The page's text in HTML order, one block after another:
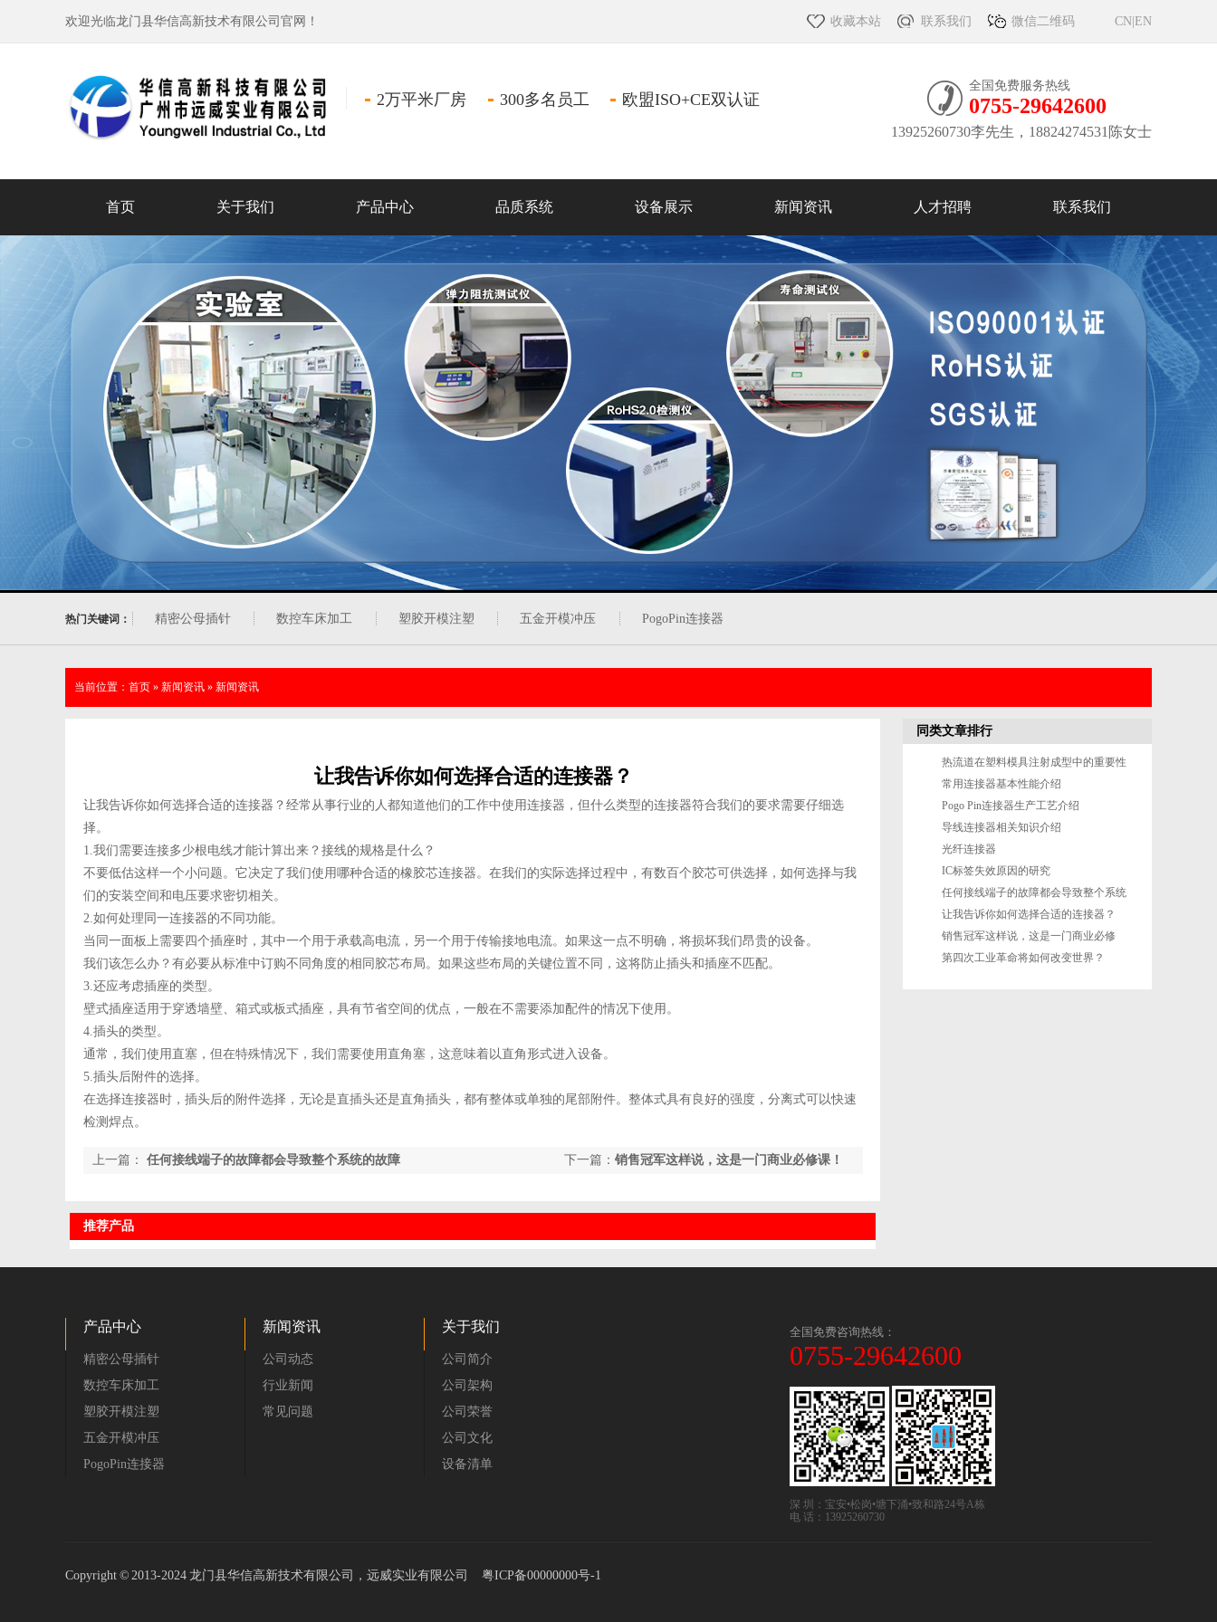
欢迎光临龙门县华信高新技术有限公司官网！ 收藏本站 联系我们 微信二维码 CN EN
2万平米厂房 300多名员工 欧盟ISO+CE双认证
全国免费服务热线
0755-29642600
13925260730李先生，18824274531陈女士
首页 关于我们 产品中心 品质系统 设备展示 新闻资讯 人才招聘 联系我们
热门关键词： 精密公母插针 数控车床加工 塑胶开模注塑 五金开模冲压 PogoPin连接器
当前位置： 首页 » 新闻资讯 » 新闻资讯
让我告诉你如何选择合适的连接器？
让我告诉你如何选择合适的连接器？经常从事行业的人都知道他们的工作中使用连接器，但什么类型的连接器符合我们的要求需要仔细选
择。
1.我们需要连接多少根电线才能计算出来？接线的规格是什么？
不要低估这样一个小问题。它决定了我们使用哪种合适的橡胶芯连接器。在我们的实际选择过程中，有数百个胶芯可供选择，如何选择与我
们的安装空间和电压要求密切相关。
2.如何处理同一连接器的不同功能。
当同一面板上需要四个插座时，其中一个用于承载高电流，另一个用于传输接地电流。如果这一点不明确，将损坏我们昂贵的设备。
我们该怎么办？有必要从标准中订购不同角度的相同胶芯布局。如果这些布局的关键位置不同，这将防止插头和插座不匹配。
3.还应考虑插座的类型。
壁式插座适用于穿透墙壁、箱式或板式插座，具有节省空间的优点，一般在不需要添加配件的情况下使用。
4.插头的类型。
通常，我们使用直塞，但在特殊情况下，我们需要使用直角塞，这意味着以直角形式进入设备。
5.插头后附件的选择。
在选择连接器时，插头后的附件选择，无论是直插头还是直角插头，都有整体或单独的尾部附件。整体式具有良好的强度，分离式可以快速
检测焊点。
下一篇： 销售冠军这样说，这是一门商业必修课！
上一篇： 任何接线端子的故障都会导致整个系统的故障
推荐产品
同类文章排行
热流道在塑料模具注射成型中的重要性
常用连接器基本性能介绍
Pogo Pin连接器生产工艺介绍
导线连接器相关知识介绍
光纤连接器
IC标签失效原因的研究
任何接线端子的故障都会导致整个系统
的故障
让我告诉你如何选择合适的连接器？
销售冠军这样说，这是一门商业必修
课！
第四次工业革命将如何改变世界？
产品中心
精密公母插针
数控车床加工
塑胶开模注塑
五金开模冲压
PogoPin连接器
新闻资讯
公司动态
行业新闻
常见问题
关于我们
公司简介
公司架构
公司荣誉
公司文化
设备清单
全国免费咨询热线：
0755-29642600
深 圳：宝安•松岗•塘下涌•致和路24号A栋
电 话：13925260730
Copyright © 2013-2024 龙门县华信高新技术有限公司，远威实业有限公司 粤ICP备00000000号-1